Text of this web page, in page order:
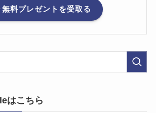
料プレゼントを受取る
はこちら